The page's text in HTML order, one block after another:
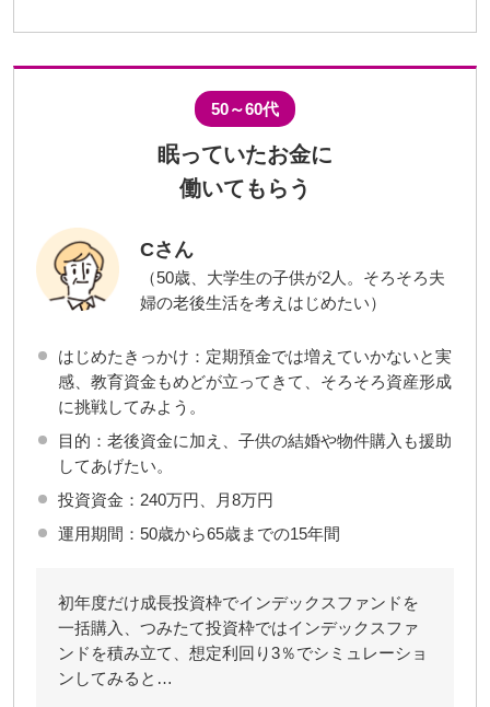
50～60代
眠っていたお金に
働いてもらう
Cさん
（50歳、大学生の子供が2人。そろそろ夫
婦の老後生活を考えはじめたい）
はじめたきっかけ：定期預金では増えていかないと実
感、教育資金もめどが立ってきて、そろそろ資産形成
に挑戦してみよう。
目的：老後資金に加え、子供の結婚や物件購入も援助
してあげたい。
投資資金：240万円、月8万円
運用期間：50歳から65歳までの15年間
初年度だけ成長投資枠でインデックスファンドを
一括購入、つみたて投資枠ではインデックスファ
ンドを積み立て、想定利回り3％でシミュレーショ
ンしてみると…